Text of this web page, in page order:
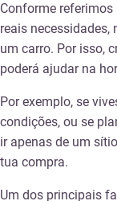
Conforme
reais
um carro. Por isso,
poderá ajudar na
Por exemplo, se
condições, ou se
ir apenas de um
tua compra.
Um dos principais